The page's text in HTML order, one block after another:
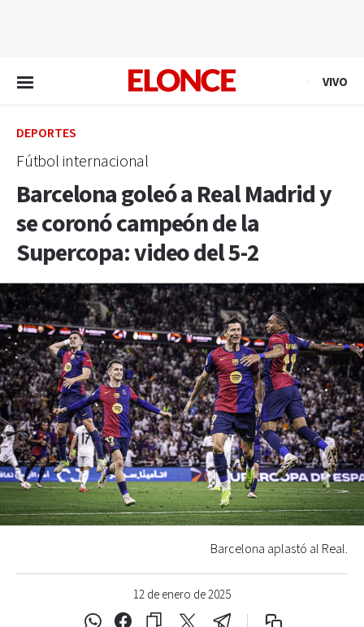
VIVO
DEPORTES
Fútbol internacional
Barcelona goleó a Real Madrid y
se coronó campeón de la
Supercopa: video del 5-2
12 de enero de 2025
Barcelona aplastó al Real.